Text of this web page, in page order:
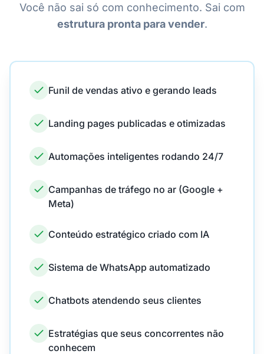
Você não sai só com conhecimento. Sai com
estrutura pronta para vender.
Funil de vendas ativo e gerando leads
Landing pages publicadas e otimizadas
Automações inteligentes rodando 24/7
Campanhas de tráfego no ar (Google +
Meta)
Conteúdo estratégico criado com IA
Sistema de WhatsApp automatizado
Chatbots atendendo seus clientes
Estratégias que seus concorrentes não
conhecem